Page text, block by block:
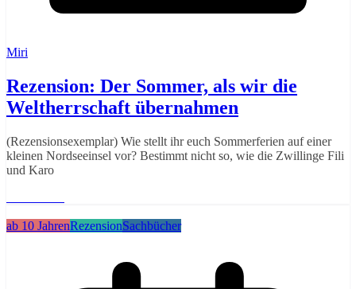
Miri
Rezension: Der Sommer, als wir die
Weltherrschaft übernahmen
(Rezensionsexemplar) Wie stellt ihr euch Sommerferien auf einer
kleinen Nordseeinsel vor? Bestimmt nicht so, wie die Zwillinge Fili
und Karo
ab 10 JahrenRezensionSachbücher